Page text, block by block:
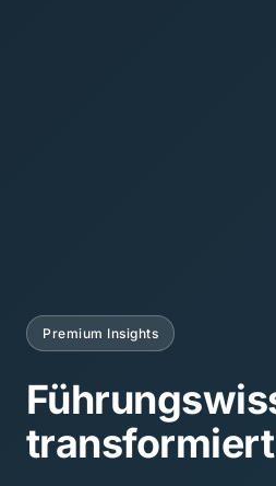
Premium Insights
transformiert